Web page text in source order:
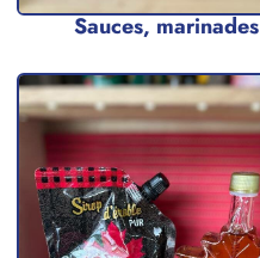
Sauces, marinades